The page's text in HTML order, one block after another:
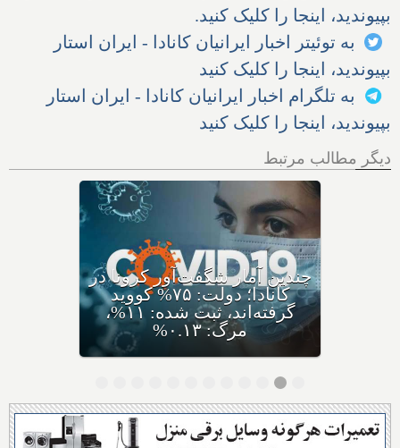
بپیوندید، اینجا را کلیک کنید.
به توئیتر اخبار ایرانیان کانادا - ایران استار
بپیوندید، اینجا را کلیک کنید
به تلگرام اخبار ایرانیان کانادا - ایران استار
بپیوندید، اینجا را کلیک کنید
دیگر مطالب مرتبط
کرونای جدید ایی‌جی ۵ با نام
مختصر اریس ظهور کرده،
متخصصان: سریعا واکسن بزنید